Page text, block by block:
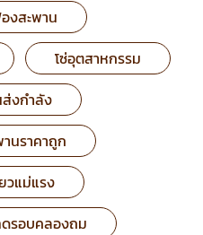
งสะพาน
โซ่อุตสาหกรรม
งกำลัง
นราคาถูก
วแม่แรง
ดรอบคลองถม